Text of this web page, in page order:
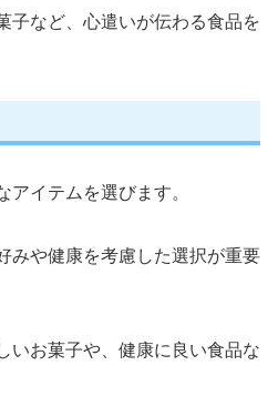
子など、心遣いが伝わる食品を
アイテムを選びます。
みや健康を考慮した選択が重要
いお菓子や、健康に良い食品な